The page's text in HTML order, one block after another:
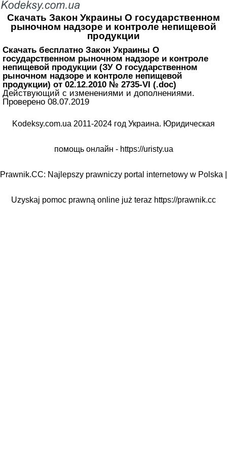
Скачать Закон Украины О государственном
рыночном надзоре и контроле непищевой
продукции
Скачать бесплатно Закон Украины О
государственном рыночном надзоре и контроле
непищевой продукции (ЗУ О государственном
рыночном надзоре и контроле непищевой
продукции) от 02.12.2010 № 2735-VI (.doc)
Действующий с изменениями и дополнениями.
Проверено 08.07.2019
Kodeksy.com.ua 2011-2024 год Украина. Юридическая
помощь онлайн - https://uristy.ua
Prawnik.CC: Najlepszy prawniczy portal internetowy w Polska |
Uzyskaj pomoc prawną online już teraz https://prawnik.cc